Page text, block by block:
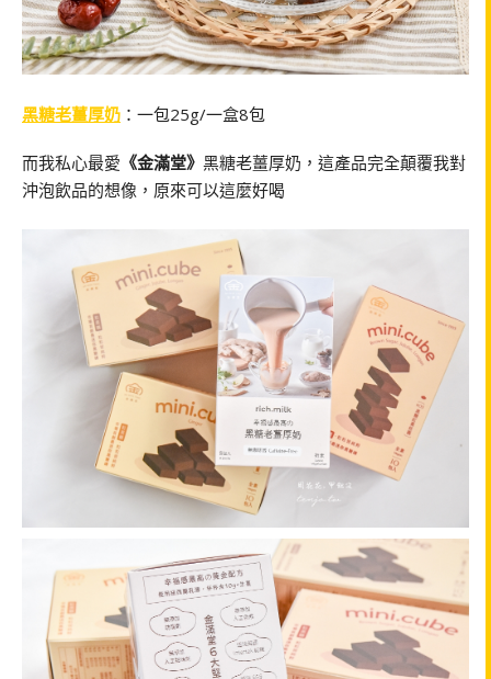
黑糖老薑厚奶 ：一包25g/一盒8包
而我私心最愛 《金滿堂》 黑糖老薑厚奶，這產品完全顛覆我對
沖泡飲品的想像，原來可以這麼好喝